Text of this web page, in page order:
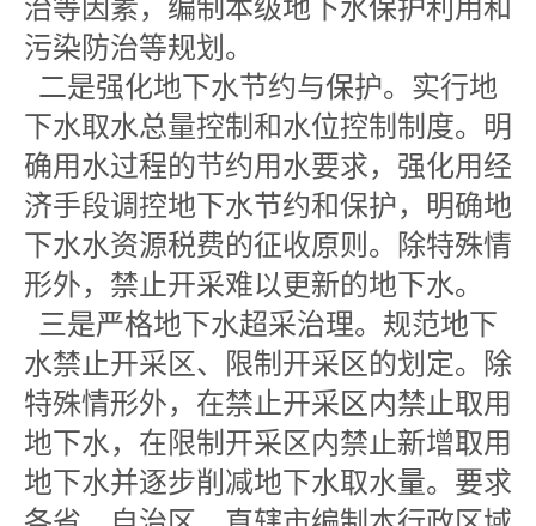
治等因素，编制本级地下水保护利用和
污染防治等规划。
二是强化地下水节约与保护。实行地
下水取水总量控制和水位控制制度。明
确用水过程的节约用水要求，强化用经
济手段调控地下水节约和保护，明确地
下水水资源税费的征收原则。除特殊情
形外，禁止开采难以更新的地下水。
三是严格地下水超采治理。规范地下
水禁止开采区、限制开采区的划定。除
特殊情形外，在禁止开采区内禁止取用
地下水，在限制开采区内禁止新增取用
地下水并逐步削减地下水取水量。要求